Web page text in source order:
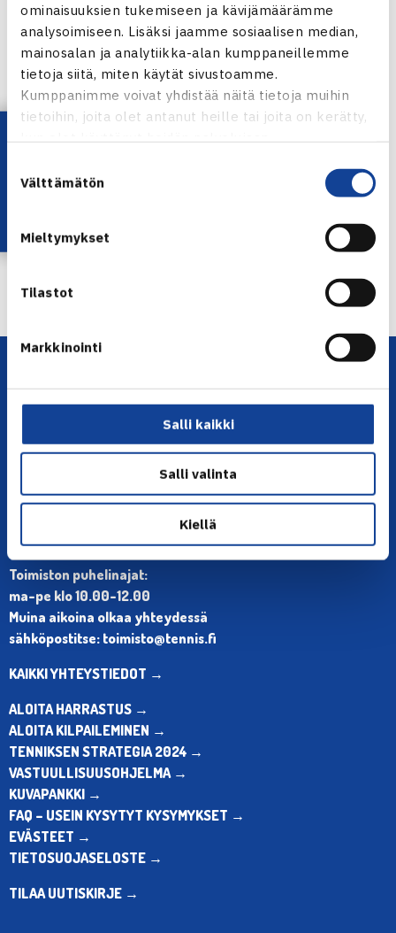
ominaisuuksien tukemiseen ja kävijämäärämme
analysoimiseen. Lisäksi jaamme sosiaalisen median,
mainosalan ja analytiikka-alan kumppaneillemme
tietoja siitä, miten käytät sivustoamme.
Kumppanimme voivat yhdistää näitä tietoja muihin
tietoihin, joita olet antanut heille tai joita on kerätty,
valinta
Välttämätön
Mieltymykset
Tilastot
Markkinointi
Salli kaikki
Salli valinta
Kiellä
miljoonaa euroa ja yksittäiset jaettavat summat ovat 2
500 ja 30 000 euron välissä.
Lisätietoa seuratuesta ja myönnetyt avustukset
Jaa:
Seuraava uutinen: Suomi kohtaa Fed… →
Lataa OmaTennis!
YHTEYSTIEDOT
Olympiastadion, Paavo Nurmen tie 1, 00250 Helsinki
Toimiston puhelinajat:
ma-pe klo 10.00-12.00
Muina aikoina olkaa yhteydessä
sähköpostitse: toimisto@tennis.fi
KAIKKI YHTEYSTIEDOT →
ALOITA HARRASTUS →
ALOITA KILPAILEMINEN →
TENNIKSEN STRATEGIA 2024 →
VASTUULLISUUSOHJELMA →
KUVAPANKKI →
FAQ – USEIN KYSYTYT KYSYMYKSET →
EVÄSTEET →
TIETOSUOJASELOSTE →
TILAA UUTISKIRJE →